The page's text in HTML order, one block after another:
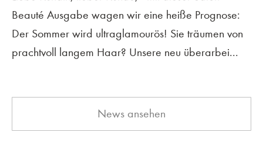
Beauté Ausgabe wagen wir eine heiße Prognose:
Der Sommer wird ultraglamourös! Sie träumen von
prachtvoll langem Haar? Unsere neu überarbei...
News ansehen